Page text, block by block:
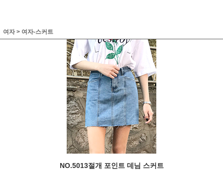
여자> 여자-스커트
NO.5013절개 포인트 데님 스커트